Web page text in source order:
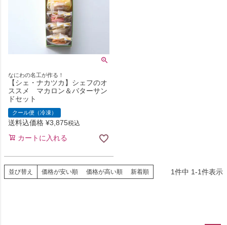
なにわの名工が作る！
【シェ・ナカツカ】シェフのオ
ススメ マカロン＆バターサン
ドセット
クール便（冷凍）
送料込価格 ¥3,875税込
カートに入れる
並び替え 価格が安い順 価格が高い順 新着順 1件中 1-1件表示